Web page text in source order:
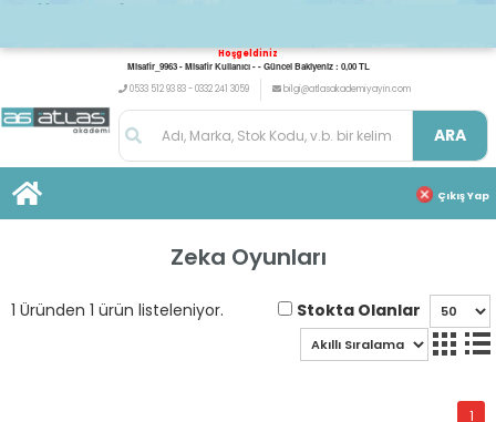
Hoşgeldiniz
Misafir_9963 - Misafir Kullanıcı - - Güncel Bakiyeniz : 0,00 TL
0533 512 93 83 - 0332 241 3059
bilgi@atlasakademiyayin.com
ARA
Çıkış Yap
Zeka Oyunları
1 Üründen 1 ürün listeleniyor. Stokta Olanlar
1